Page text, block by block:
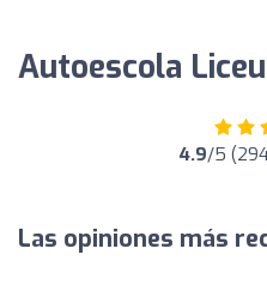
Autoescola
4.9/5
Las opiniones más